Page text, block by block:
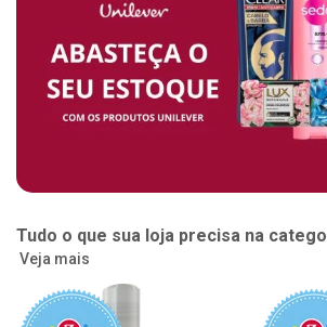
Tudo o que sua loja precisa na
Veja mais